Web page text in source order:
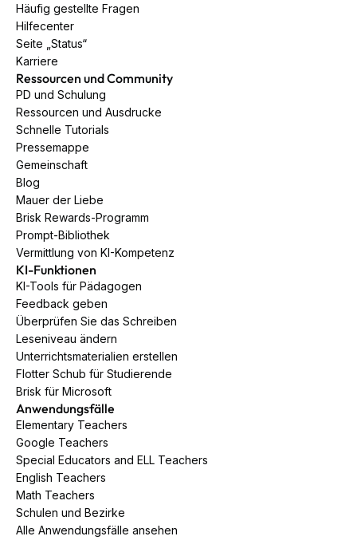
Häufig gestellte Fragen
Hilfecenter
Seite „Status“
Karriere
Ressourcen und Community
PD und Schulung
Ressourcen und Ausdrucke
Schnelle Tutorials
Pressemappe
Gemeinschaft
Blog
Mauer der Liebe
Brisk Rewards-Programm
Prompt-Bibliothek
Vermittlung von KI-Kompetenz
KI-Funktionen
KI-Tools für Pädagogen
Feedback geben
Überprüfen Sie das Schreiben
Leseniveau ändern
Unterrichtsmaterialien erstellen
Flotter Schub für Studierende
Brisk für Microsoft
Anwendungsfälle
Elementary Teachers
Google Teachers
Special Educators and ELL Teachers
English Teachers
Math Teachers
Schulen und Bezirke
Alle Anwendungsfälle ansehen